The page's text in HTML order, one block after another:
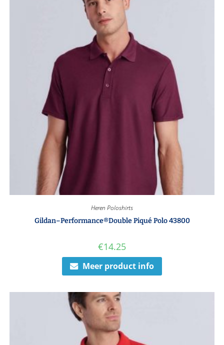
Heren Poloshirts
Gildan–Performance®Double Piqué Polo 43800
€14.25
Meer product info